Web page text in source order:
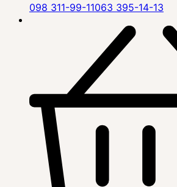
098 311-99-11063 395-14-13